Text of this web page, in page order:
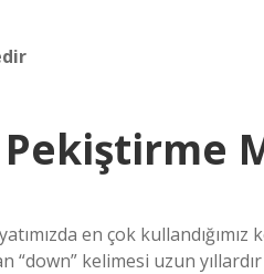
en çok
“down” kelimesi uzun